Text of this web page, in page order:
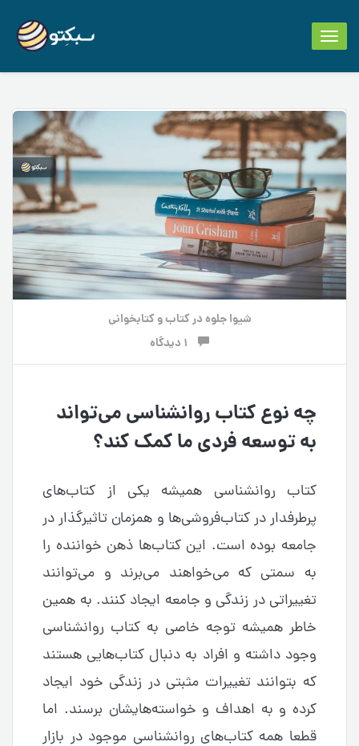
Toggle
navigation
شیوا جلوهدرکتاب و کتابخوانی
چه نوع کتاب روانشناسی می‌تواند
به توسعه فردی ما کمک کند؟
کتاب روانشناسی همیشه یکی از کتاب‌های
پرطرفدار در کتاب‌فروشی‌ها و همزمان تاثیرگذار در
جامعه بوده است. این کتاب‌ها ذهن خواننده را
به سمتی که می‌خواهند می‌برند و می‌توانند
تغییراتی در زندگی و جامعه ایجاد کنند. به همین
خاطر همیشه توجه خاصی به کتاب روانشناسی
وجود داشته و افراد به دنبال کتاب‌هایی هستند
که بتوانند تغییرات مثبتی در زندگی خود ایجاد
کرده و به اهداف و خواسته‌هایشان برسند. اما
قطعا همه کتاب‌های روانشناسی موجود در بازار